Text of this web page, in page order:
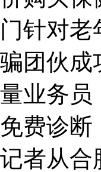
门针对
骗团伙成
量业务员
免费诊
记者从合